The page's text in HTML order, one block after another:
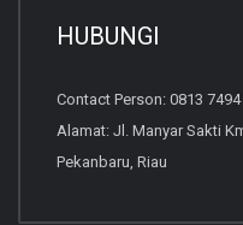
HUBUNGI
Contact Person: 0813
Alamat: Jl. Manyar Sakti
Pekanbaru, Riau